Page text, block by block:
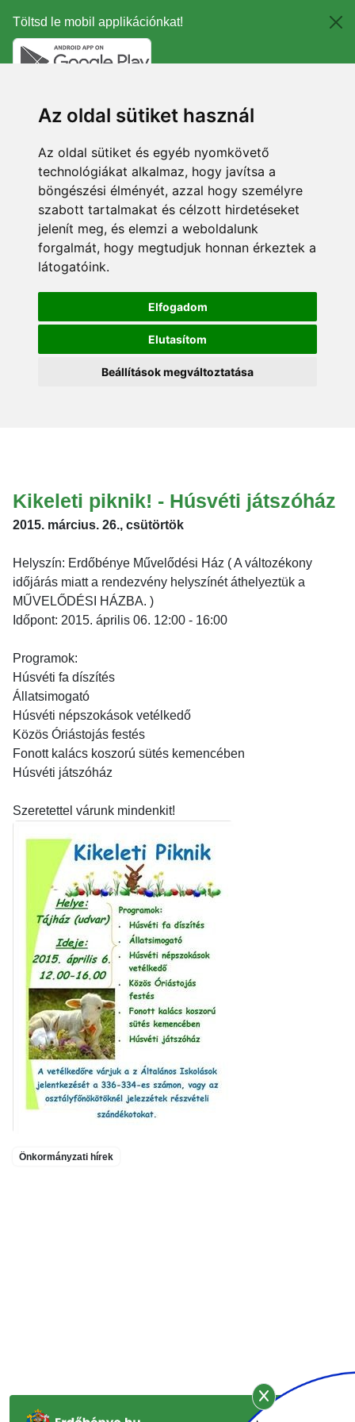
Töltsd le mobil applikációnkat!
Az oldal sütiket használ
Az oldal sütiket és egyéb nyomkövető
technológiákat alkalmaz, hogy javítsa a
böngészési élményét, azzal hogy személyre
szabott tartalmakat és célzott hirdetéseket
jelenít meg, és elemzi a weboldalunk
forgalmát, hogy megtudjuk honnan érkeztek a
látogatóink.
Elfogadom
Elutasítom
Beállítások megváltoztatása
Kikeleti piknik! - Húsvéti játszóház
2015. március. 26., csütörtök
Helyszín: Erdőbénye Művelődési Ház ( A változékony
időjárás miatt a rendezvény helyszínét áthelyeztük a
MŰVELŐDÉSI HÁZBA. )
Időpont: 2015. április 06. 12:00 - 16:00
Programok:
Húsvéti fa díszítés
Állatsimogató
Húsvéti népszokások vetélkedő
Közös Óriástojás festés
Fonott kalács koszorú sütés kemencében
Húsvéti játszóház
Szeretettel várunk mindenkit!
Önkormányzati hírek